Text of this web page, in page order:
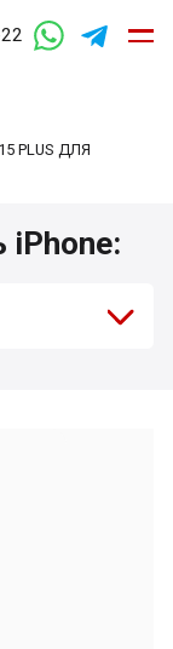
PLUS ДЛЯ